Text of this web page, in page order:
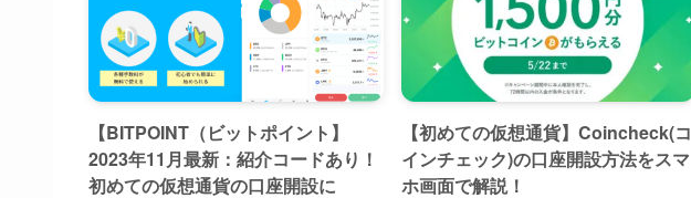
【BITPOINT（ビットポイント】
2023年11月最新：紹介コードあり！
初めての仮想通貨の口座開設に
【初めての仮想通貨】Coincheck(コ
インチェック)の口座開設方法をスマ
ホ画面で解説！